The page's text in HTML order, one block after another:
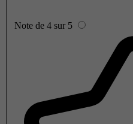
Note de 4 sur 5